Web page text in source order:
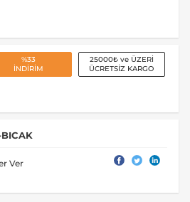
%33
İNDİRİM
25000₺ ve ÜZERİ
ÜCRETSİZ KARGO
Ver